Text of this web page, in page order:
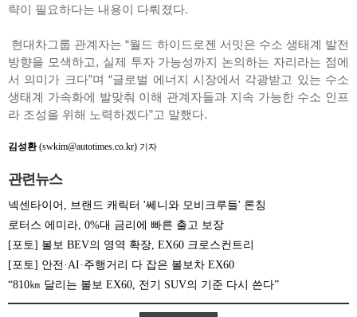
략이 필요하다는 내용이 다뤄졌다.
현대차그룹 관계자는 “월드 하이드로젠 서밋은 수소 생태계 발전
방향을 모색하고, 실제 투자 가능성까지 논의하는 자리라는 점에
서 의미가 크다”며 “글로벌 에너지 시장에서 각광받고 있는 수소
생태계 가속화에 발맞춰 이해 관계자들과 지속 가능한 수소 인프
라 조성을 위해 노력하겠다”고 말했다.
김성환(swkim@autotimes.co.kr) 기자
관련뉴스
넥센타이어, 브랜드 캐릭터 '쎄니와 모비크루들' 론칭
로터스 에미라, 0%대 금리에 빠른 출고 보장
[포토] 볼보 BEV의 영역 확장, EX60 크로스컨트리
[포토] 안전·AI·주행거리 다 잡은 볼보차 EX60
“810㎞ 달리는 볼보 EX60, 전기 SUV의 기준 다시 쓴다”